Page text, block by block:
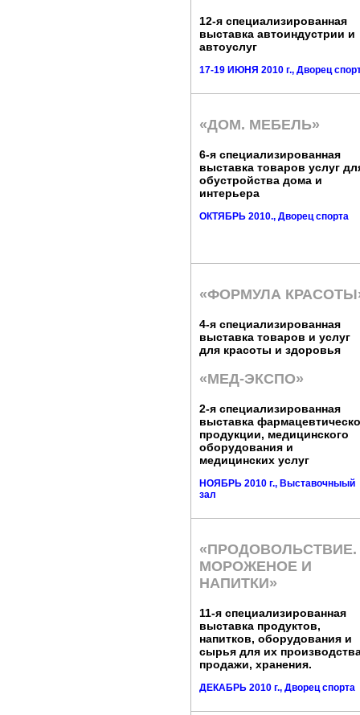
12-я специализированная
выставка автоиндустрии и
автоуслуг
17-19 ИЮНЯ 2010 г., Дворец
«ДОМ. МЕБЕЛЬ»
6-я специализированная
выставка товаров услуг
обустройства дома и
интерьера
ОКТЯБРЬ 2010., Дворец спорта
«ФОРМУЛА
4-я специализированная
выставка товаров и услуг
для красоты и здоровья
«МЕД-ЭКСПО»
2-я специализированная
выставка
продукции, медицинского
оборудования и
медицинских услуг
НОЯБРЬ 2010 г., Выставочныый
зал
«ПРОДОВОЛЬСТВИЕ.
МОРОЖЕНОЕ И
НАПИТКИ»
11-я специализированная
выставка продуктов,
напитков, оборудования и
сырья для их
продажи, хранения.
ДЕКАБРЬ 2010 г., Дворец спорта